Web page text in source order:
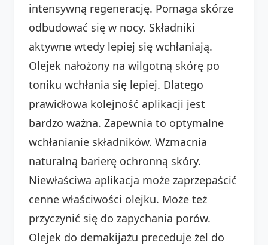
intensywną regenerację. Pomaga skórze
odbudować się w nocy. Składniki
aktywne wtedy lepiej się wchłaniają.
Olejek nałożony na wilgotną skórę po
toniku wchłania się lepiej. Dlatego
prawidłowa kolejność aplikacji jest
bardzo ważna. Zapewnia to optymalne
wchłanianie składników. Wzmacnia
naturalną barierę ochronną skóry.
Niewłaściwa aplikacja może zaprzepaścić
cenne właściwości olejku. Może też
przyczynić się do zapychania porów.
Olejek do demakijażu preceduje żel do